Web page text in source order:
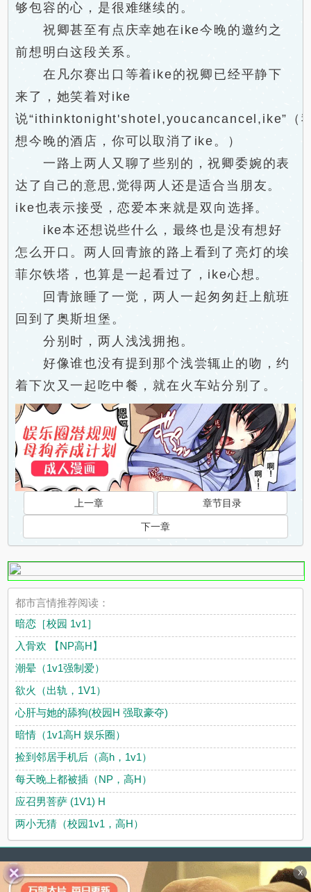
够包容的心，是很难继续的。
祝卿甚至有点庆幸她在ike今晚的邀约之
前想明白这段关系。
在凡尔赛出口等着ike的祝卿已经平静下
来了，她笑着对ike
说“ithinktonight'shotel,youcancancel,ike”（
想今晚的酒店，你可以取消了ike。）
一路上两人又聊了些别的，祝卿委婉的表
达了自己的意思,觉得两人还是适合当朋友。
ike也表示接受，恋爱本来就是双向选择。
ike本还想说些什么，最终也是没有想好
怎么开口。两人回青旅的路上看到了亮灯的埃
菲尔铁塔，也算是一起看过了，ike心想。
回青旅睡了一觉，两人一起匆匆赶上航班
回到了奥斯坦堡。
分别时，两人浅浅拥抱。
好像谁也没有提到那个浅尝辄止的吻，约
着下次又一起吃中餐，就在火车站分别了。
上一章 章节目录
下一章
都市言情推荐阅读：
暗恋［校园 1v1］
入骨欢 【NP高H】
潮晕（1v1强制爱）
欲火（出轨，1V1）
心肝与她的舔狗(校园H 强取豪夺)
暗情（1v1高H 娱乐圈）
捡到邻居手机后（高h，1v1）
每天晚上都被插（NP，高H）
应召男菩萨 (1V1) H
两小无猜（校园1v1，高H）
X